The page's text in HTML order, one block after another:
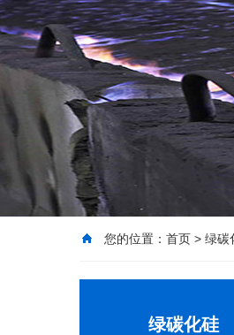
您的位置： 首页 > 绿碳
绿碳化硅